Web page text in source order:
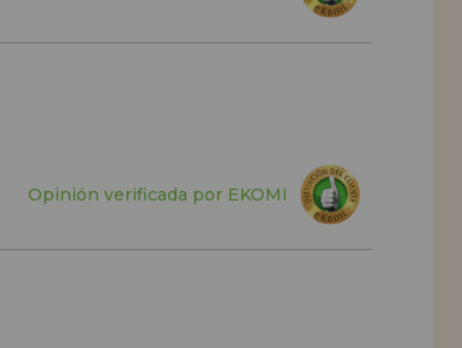
Opinión verificada por EKOMI